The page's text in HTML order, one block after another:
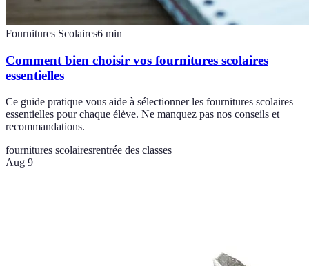
Fournitures Scolaires6 min
Comment bien choisir vos fournitures scolaires
essentielles
Ce guide pratique vous aide à sélectionner les fournitures scolaires
essentielles pour chaque élève. Ne manquez pas nos conseils et
recommandations.
fournitures scolairesrentrée des classes
Aug 9